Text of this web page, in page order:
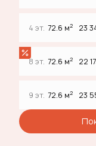
4 эт. 72.6 м2 23
8 эт. 72.6 м2 22
9 эт. 72.6 м2 23